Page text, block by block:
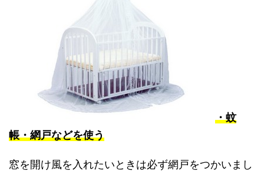
・蚊
帳・網戸などを使う
窓を開け風を入れたいときは必ず網戸をつかいまし